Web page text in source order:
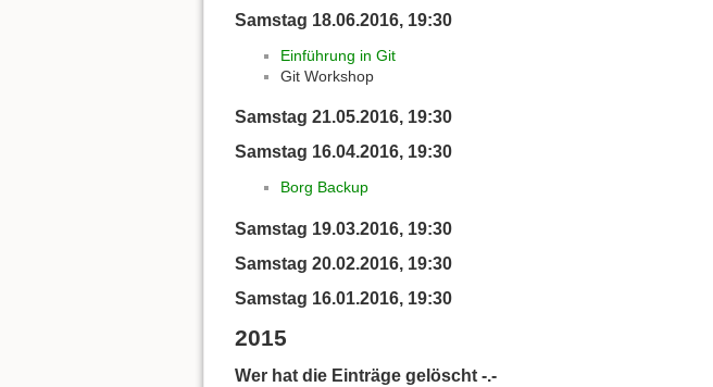
Samstag 18.06.2016, 19:30
Einführung in Git
Git Workshop
Samstag 21.05.2016, 19:30
Samstag 16.04.2016, 19:30
Borg Backup
Samstag 19.03.2016, 19:30
Samstag 20.02.2016, 19:30
Samstag 16.01.2016, 19:30
2015
Wer hat die Einträge gelöscht -.-